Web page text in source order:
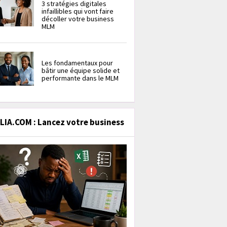
3 stratégies digitales
infaillibles qui vont faire
décoller votre business
MLM
Les fondamentaux pour
bâtir une équipe solide et
performante dans le MLM
: Lancez votre business